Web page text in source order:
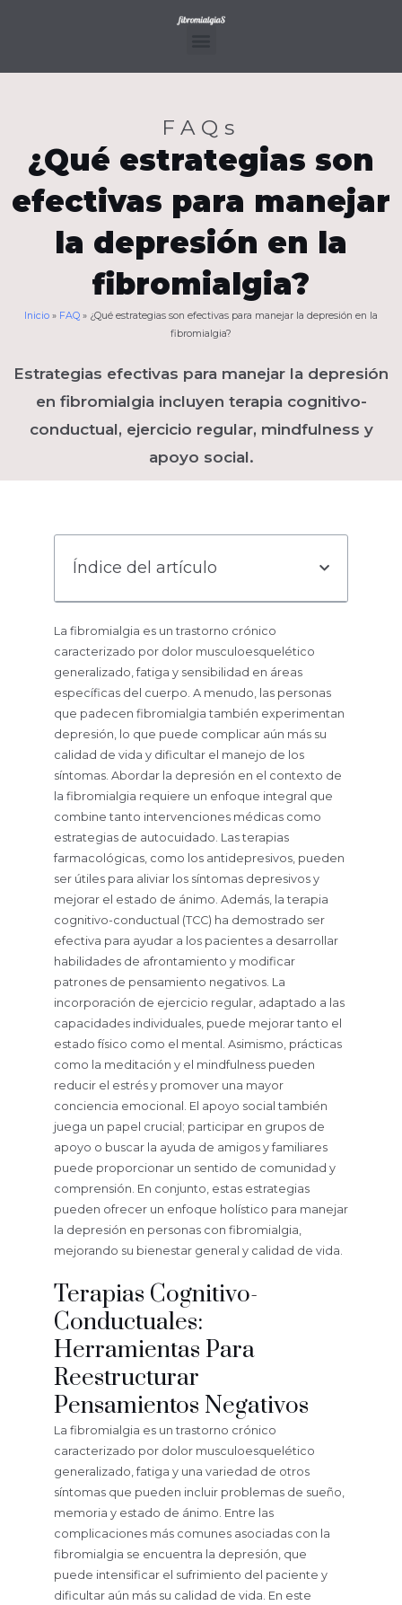
FAQs
¿Qué estrategias son
efectivas para manejar
la depresión en la
fibromialgia?
Inicio » FAQ » ¿Qué estrategias son efectivas para manejar la depresión en la
fibromialgia?
Estrategias efectivas para manejar la depresión
en fibromialgia incluyen terapia cognitivo-
conductual, ejercicio regular, mindfulness y
apoyo social.
Índice del artículo
La fibromialgia es un trastorno crónico
caracterizado por dolor musculoesquelético
generalizado, fatiga y sensibilidad en áreas
específicas del cuerpo. A menudo, las personas
que padecen fibromialgia también experimentan
depresión, lo que puede complicar aún más su
calidad de vida y dificultar el manejo de los
síntomas. Abordar la depresión en el contexto de
la fibromialgia requiere un enfoque integral que
combine tanto intervenciones médicas como
estrategias de autocuidado. Las terapias
farmacológicas, como los antidepresivos, pueden
ser útiles para aliviar los síntomas depresivos y
mejorar el estado de ánimo. Además, la terapia
cognitivo-conductual (TCC) ha demostrado ser
efectiva para ayudar a los pacientes a desarrollar
habilidades de afrontamiento y modificar
patrones de pensamiento negativos. La
incorporación de ejercicio regular, adaptado a las
capacidades individuales, puede mejorar tanto el
estado físico como el mental. Asimismo, prácticas
como la meditación y el mindfulness pueden
reducir el estrés y promover una mayor
conciencia emocional. El apoyo social también
juega un papel crucial; participar en grupos de
apoyo o buscar la ayuda de amigos y familiares
puede proporcionar un sentido de comunidad y
comprensión. En conjunto, estas estrategias
pueden ofrecer un enfoque holístico para manejar
la depresión en personas con fibromialgia,
mejorando su bienestar general y calidad de vida.
Terapias Cognitivo-
Conductuales:
Herramientas Para
Reestructurar
Pensamientos Negativos
La fibromialgia es un trastorno crónico
caracterizado por dolor musculoesquelético
generalizado, fatiga y una variedad de otros
síntomas que pueden incluir problemas de sueño,
memoria y estado de ánimo. Entre las
complicaciones más comunes asociadas con la
fibromialgia se encuentra la depresión, que
puede intensificar el sufrimiento del paciente y
dificultar aún más su calidad de vida. En este